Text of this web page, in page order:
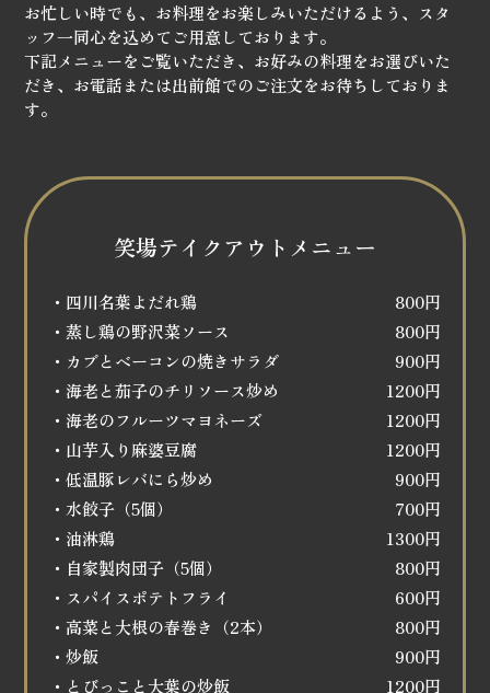
お忙しい時でも、お料理をお楽しみいただけるよう、スタ
ッフ一同心を込めてご用意しております。
下記メニューをご覧いただき、お好みの料理をお選びいた
だき、お電話または出前館でのご注文をお待ちしておりま
す。
笑場テイクアウトメニュー
・四川名葉よだれ鶏
800円
・蒸し鶏の野沢菜ソース
800円
・カブとベーコンの焼きサラダ
900円
・海老と茄子のチリソース炒め
1200円
・海老のフルーツマヨネーズ
1200円
・山芋入り麻婆豆腐
1200円
・低温豚レバにら炒め
900円
・水餃子（5個）
700円
・油淋鶏
1300円
・自家製肉団子（5個）
800円
・スパイスポテトフライ
600円
・高菜と大根の春巻き（2本）
800円
・炒飯
900円
・とびっこと大葉の炒飯
1200円